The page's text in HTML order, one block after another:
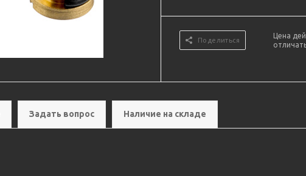
Поделиться
Цена
Задать вопрос Наличие на складе